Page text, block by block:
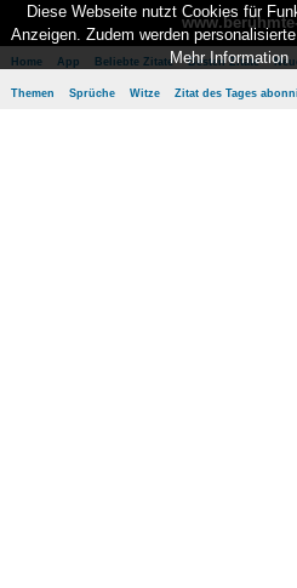
Home App Beliebte Zitate Besten Zitate
Themen Sprüche Witze Zitat des Tages
Diese Webseite nutzt Cookies für
Anzeigen. Zudem werden
Mehr Information